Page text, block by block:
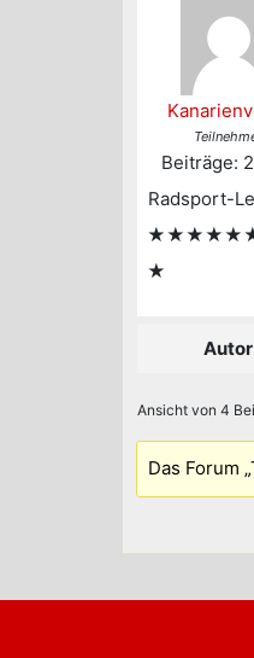
Beiträge:
Radsport-
★
Autor
Ansicht von 4
Das Forum